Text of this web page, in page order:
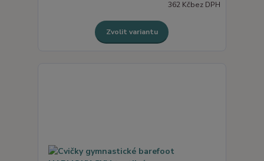
362 Kčbez DPH
Zvolit variantu